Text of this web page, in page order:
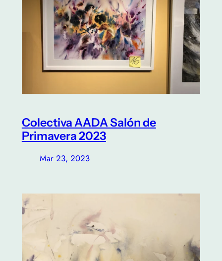
Colectiva AADA Salón de
Primavera 2023
Mar 23, 2023